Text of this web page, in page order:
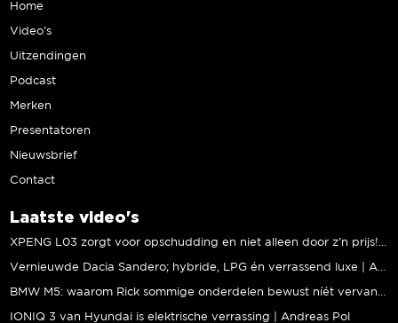
Home
Video’s
Uitzendingen
Podcast
Merken
Presentatoren
Nieuwsbrief
Contact
Laatste video's
IONIQ 3 van Hyundai is elektrische verrassing | Andreas Pol